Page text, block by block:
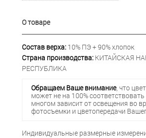
О товаре
Состав верха: 10% ПЭ + 90% хлопок
Страна производства: КИТАЙСКАЯ
РЕСПУБЛИКА
Обращаем Ваше внимание, что
может не на 100%
многом зависит от освещения во
фотосъемки и цветопередачи
Индивидуальные размерные